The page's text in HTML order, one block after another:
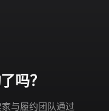
吗？
与履约团队通过